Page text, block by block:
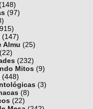
(97)
(147)
Almu (25)
(22)
(232)
Mitos (9)
(448)
(3)
(8)
(22)